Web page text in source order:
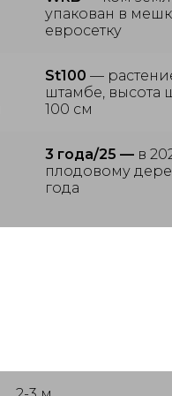
упакован в
евросетку
St100 —
штамбе, высота
100 см
3 года/25 — в
плодовому
года